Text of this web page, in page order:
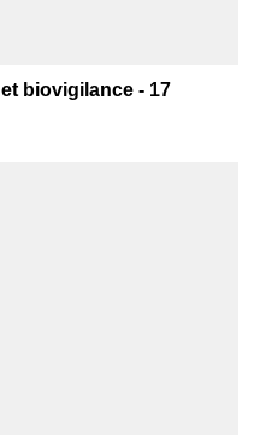
biovigilance - 17